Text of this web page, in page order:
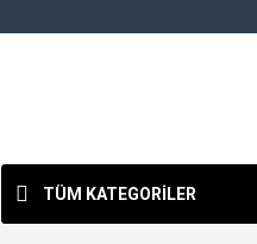
TÜM KATEGORİLER